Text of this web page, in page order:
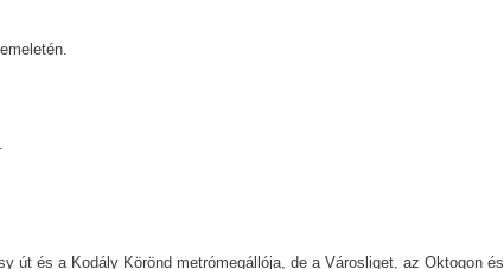
út és a Kodály Körönd metrómegállója, de a Városliget, az Oktogon és